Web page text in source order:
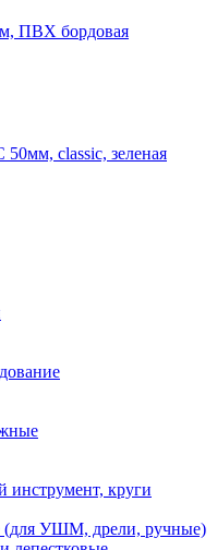
ПВХ бордовая
50мм, classic, зеленая
инструмент, круги
(для УШМ, дрели, ручные)